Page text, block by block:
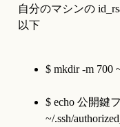
自分のマシンの
以下
$ mkdir -m 700
$ echo 公開鍵
~/.ssh/